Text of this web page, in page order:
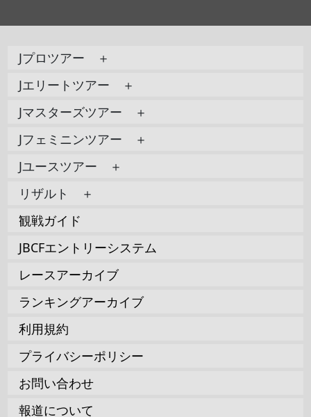
Jプロツアー ＋
Jエリートツアー ＋
Jマスターズツアー ＋
Jフェミニンツアー ＋
Jユースツアー ＋
リザルト ＋
観戦ガイド
JBCFエントリーシステム
レースアーカイブ
ランキングアーカイブ
利用規約
プライバシーポリシー
お問い合わせ
報道について